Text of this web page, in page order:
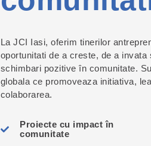
La JCI Iasi, oferim tinerilor
oportunitati de a creste, de a invata
schimbari pozitive în comunitate.
globala ce promoveaza initiativa,
colaborarea.
Proiecte cu impact în
comunitate